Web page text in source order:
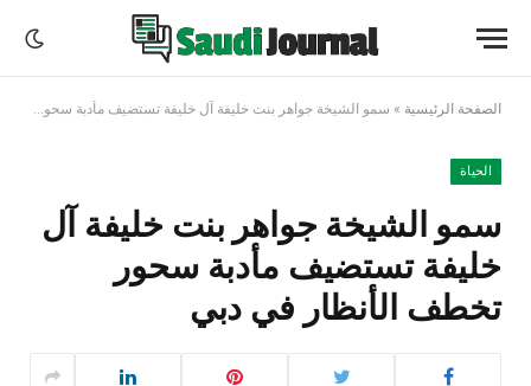
الصفحة الرئيسية » سمو الشيخة جواهر بنت خليفة آل خليفة تستضيف مأدبة سحور تخطف الأنظار في دبي
الحياة
سمو الشيخة جواهر بنت خليفة آل
خليفة تستضيف مأدبة سحور
تخطف الأنظار في دبي